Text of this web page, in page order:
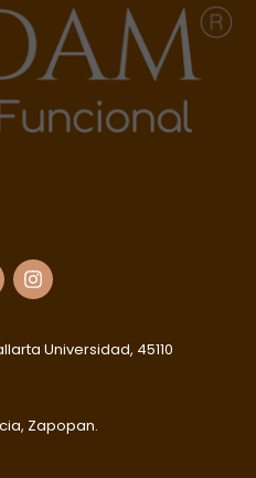
Universidad, 45110
Zapopan.